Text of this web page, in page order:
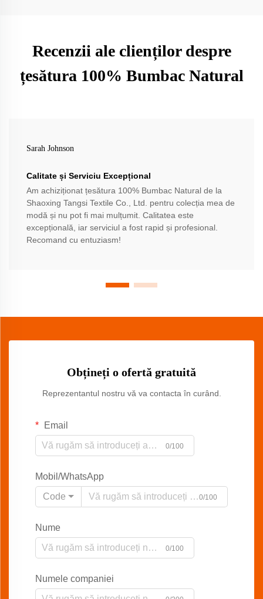
Recenzii ale clienților despre
țesătura 100% Bumbac Natural
Sarah Johnson
Calitate și Serviciu Excepțional
Am achiziționat țesătura 100% Bumbac Natural de la
Shaoxing Tangsi Textile Co., Ltd. pentru colecția mea de
modă și nu pot fi mai mulțumit. Calitatea este
excepțională, iar serviciul a fost rapid și profesional.
Recomand cu entuziasm!
Obțineți o ofertă gratuită
Reprezentantul nostru vă va contacta în curând.
Email
0/100
Mobil/WhatsApp
Code
0/100
Nume
0/100
Numele companiei